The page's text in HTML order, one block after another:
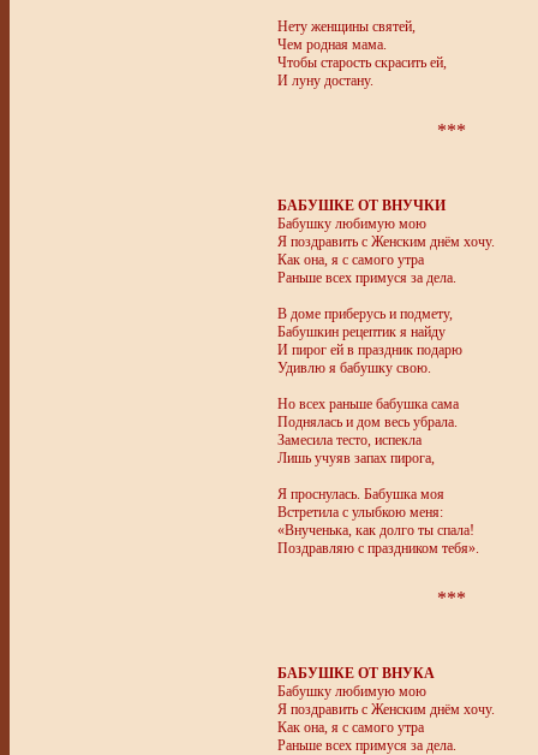
Нету женщины святей,
Чем родная мама.
Чтобы старость скрасить ей,
И луну достану.
***
БАБУШКЕ ОТ ВНУЧКИ
Бабушку любимую мою
Я поздравить с Женским днём хочу.
Как она, я с самого утра
Раньше всех примуся за дела.
В доме приберусь и подмету,
Бабушкин рецептик я найду
И пирог ей в праздник подарю
Удивлю я бабушку свою.
Но всех раньше бабушка сама
Поднялась и дом весь убрала.
Замесила тесто, испекла
Лишь учуяв запах пирога,
Я проснулась. Бабушка моя
Встретила с улыбкою меня:
«Внученька, как долго ты спала!
Поздравляю с праздником тебя».
***
БАБУШКЕ ОТ ВНУКА
Бабушку любимую мою
Я поздравить с Женским днём хочу.
Как она, я с самого утра
Раньше всех примуся за дела.